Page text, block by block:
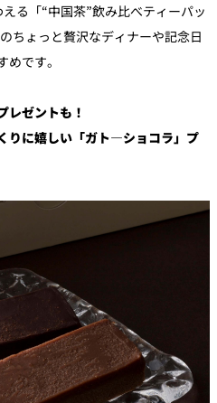
る「“中国茶”飲み比べティーパッ
ちょっと贅沢なディナーや記念日
です。
ゼントも！
りに嬉しい「ガト―ショコラ」プ